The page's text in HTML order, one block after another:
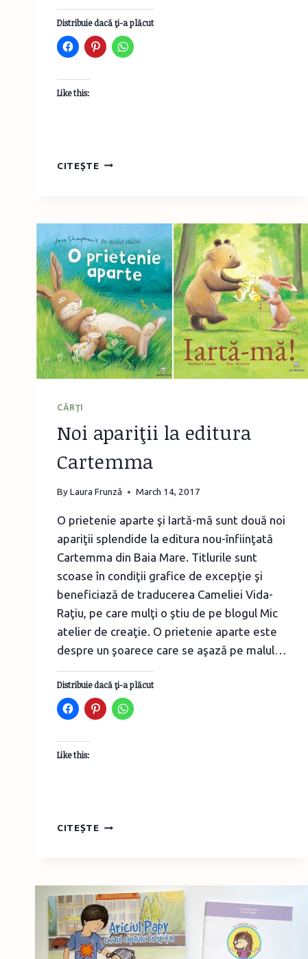
Distribuie dacă ţi-a plăcut
Like this:
CITEȘTEOMUL
POVESTE
A
ZÂNEI
MĂSELUŢĂ
LA
CARTEMMA
CĂRŢI
Noi apariţii la editura
Cartemma
ByLaura Frunză March 14, 2017
O prietenie aparte şi Iartă-mă sunt două noi
apariţii splendide la editura nou-înfiinţată
Cartemma din Baia Mare. Titlurile sunt
scoase în condiţii grafice de excepţie şi
beneficiază de traducerea Cameliei Vida-
Raţiu, pe care mulţi o ştiu de pe blogul Mic
atelier de creaţie. O prietenie aparte este
despre un şoarece care se aşază pe malul…
Distribuie dacă ţi-a plăcut
Like this:
CITEȘTENOI